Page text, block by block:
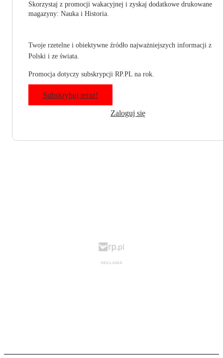
Skorzystaj z promocji wakacyjnej i zyskaj dodatkowe drukowane
magazyny: Nauka i Historia.
Twoje rzetelne i obiektywne źródło najważniejszych informacji z
Polski i ze świata.
Promocja dotyczy subskrypcji RP.PL na rok.
Subskrybuj teraz!
Zaloguj się